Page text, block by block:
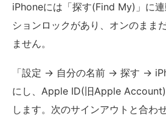
iPhoneには「探す(Find My)」に
ションロックがあり、オンのまま
ません。
「設定 → 自分の名前 → 探す →
にし、Apple ID(旧Apple
します。次のサインアウトと合わ